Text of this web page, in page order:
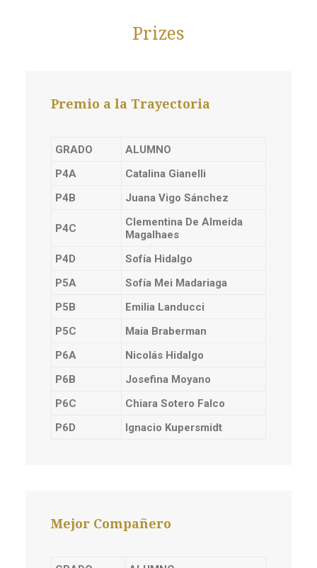
Prizes
Premio a la Trayectoria
GRADO
ALUMNO
P4A
Catalina Gianelli
P4B
Juana Vigo Sánchez
P4C
Clementina De Almeida
Magalhaes
P4D
Sofía Hidalgo
P5A
Sofía Mei Madariaga
P5B
Emilia Landucci
P5C
Maia Braberman
P6A
Nicolás Hidalgo
P6B
Josefina Moyano
P6C
Chiara Sotero Falco
P6D
Ignacio Kupersmidt
Mejor Compañero